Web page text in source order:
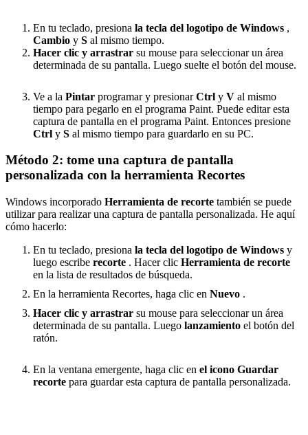
En tu teclado, presiona la tecla del logotipo de Windows ,
Cambio y S al mismo tiempo.
Hacer clic y arrastrar su mouse para seleccionar un área
determinada de su pantalla. Luego suelte el botón del mouse.
Ve a la Pintar programar y presionarCtrl y V al mismo
tiempo para pegarlo en el programa Paint. Puede editar esta
captura de pantalla en el programa Paint. Entonces presione
Ctrl y S al mismo tiempo para guardarlo en su PC.
Método 2: tome una captura de pantalla
personalizada con la herramienta Recortes
Windows incorporado Herramienta de recorte también se puede
utilizar para realizar una captura de pantalla personalizada. He aquí
cómo hacerlo:
En tu teclado, presiona la tecla del logotipo de Windows y
luego escribe recorte . Hacer clic Herramienta de recorte
en la lista de resultados de búsqueda.
En la herramienta Recortes, haga clic en Nuevo .
Hacer clic y arrastrar su mouse para seleccionar un área
determinada de su pantalla. Luego lanzamiento el botón del
ratón.
En la ventana emergente, haga clic en el icono Guardar
recorte para guardar esta captura de pantalla personalizada.